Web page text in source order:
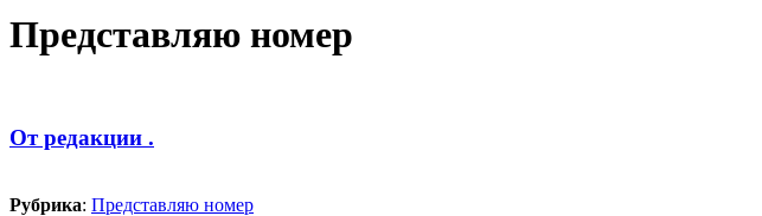
Представляю номер
От редакции .
Рубрика: Представляю номер